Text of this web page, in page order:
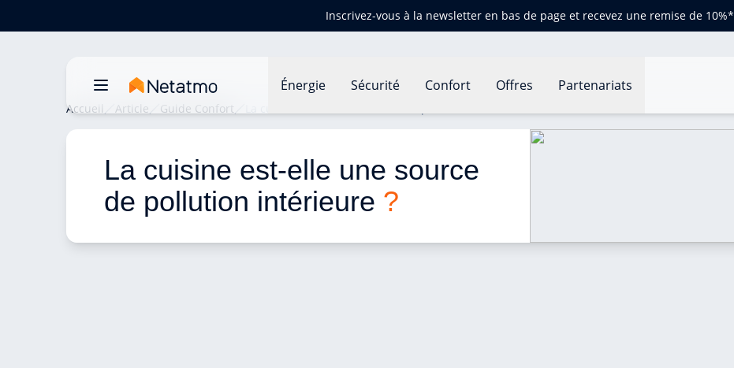
Inscrivez-vous à la newsletter en bas de page et recevez une remise de 10%*
Énergie Sécurité Confort Offres Partenariats
Accueil Article Guide Confort
La cuisine est-elle une source
de pollution intérieure ?